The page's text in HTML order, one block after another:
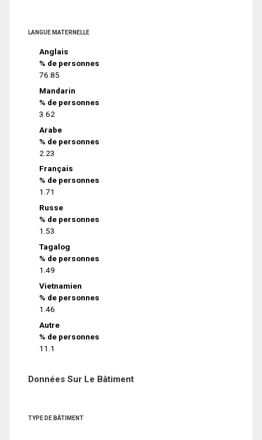
LANGUE MATERNELLE
Anglais
% de personnes
76.85
Mandarin
% de personnes
3.62
Arabe
% de personnes
2.23
Français
% de personnes
1.71
Russe
% de personnes
1.53
Tagalog
% de personnes
1.49
Vietnamien
% de personnes
1.46
Autre
% de personnes
11.1
Données Sur Le Bâtiment
TYPE DE BÂTIMENT